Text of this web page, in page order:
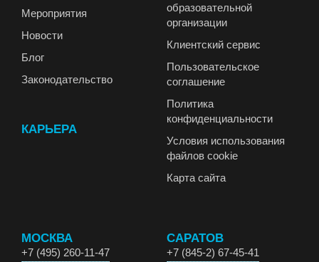
Мероприятия
Новости
Блог
Законодательство
КАРЬЕРА
образовательной
организации
Клиентский сервис
Пользовательское
соглашение
Политика
конфиденциальности
Условия использования
файлов cookie
Карта сайта
МОСКВА
+7 (495) 260-11-47
САРАТОВ
+7 (845-2) 67-45-41